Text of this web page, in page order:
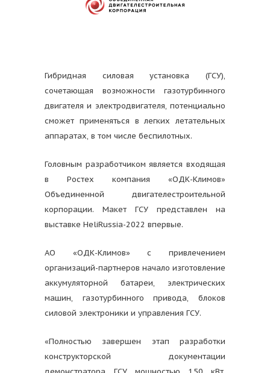
Гибридная силовая установка (ГСУ),
сочетающая возможности газотурбинного
двигателя и электродвигателя, потенциально
сможет применяться в легких летательных
аппаратах, в том числе беспилотных.
Головным разработчиком является входящая
в Ростех компания «ОДК-Климов»
Объединенной двигателестроительной
корпорации. Макет ГСУ представлен на
выставке HeliRussia-2022 впервые.
АО «ОДК-Климов» с привлечением
организаций-партнеров начало изготовление
аккумуляторной батареи, электрических
машин, газотурбинного привода, блоков
силовой электроники и управления ГСУ.
«Полностью завершен этап разработки
конструкторской документации